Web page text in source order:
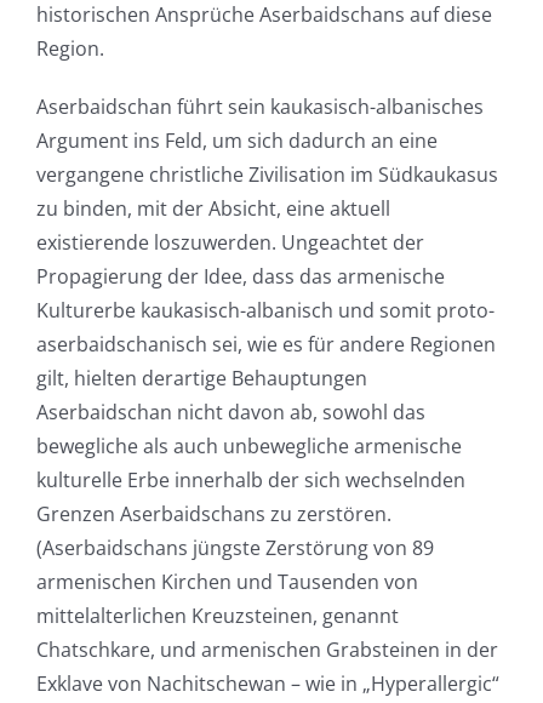
historischen Ansprüche Aserbaidschans auf diese
Region.
Aserbaidschan führt sein kaukasisch-albanisches
Argument ins Feld, um sich dadurch an eine
vergangene christliche Zivilisation im Südkaukasus
zu binden, mit der Absicht, eine aktuell
existierende loszuwerden. Ungeachtet der
Propagierung der Idee, dass das armenische
Kulturerbe kaukasisch-albanisch und somit proto-
aserbaidschanisch sei, wie es für andere Regionen
gilt, hielten derartige Behauptungen
Aserbaidschan nicht davon ab, sowohl das
bewegliche als auch unbewegliche armenische
kulturelle Erbe innerhalb der sich wechselnden
Grenzen Aserbaidschans zu zerstören.
(Aserbaidschans jüngste Zerstörung von 89
armenischen Kirchen und Tausenden von
mittelalterlichen Kreuzsteinen, genannt
Chatschkare, und armenischen Grabsteinen in der
Exklave von Nachitschewan – wie in „Hyperallergic“